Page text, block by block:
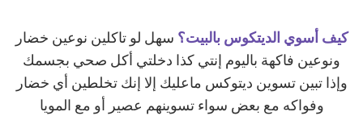
كيف أسوي الديتكوس بالبيت؟ سهل لو تاكلين نوعين خضار
ونوعين فاكهة باليوم إنتي كذا دخلتي أكل صحي بجسمك
وإذا تبين تسوين ديتوكس ماعليك إلا إنك تخلطين أي خضار
وفواكه مع بعض سواء تسوينهم عصير أو مع المويا